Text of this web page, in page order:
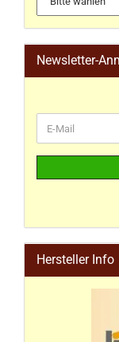
Newsletter-
Hersteller Info